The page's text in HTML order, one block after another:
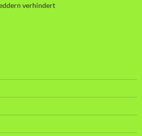
verhindert